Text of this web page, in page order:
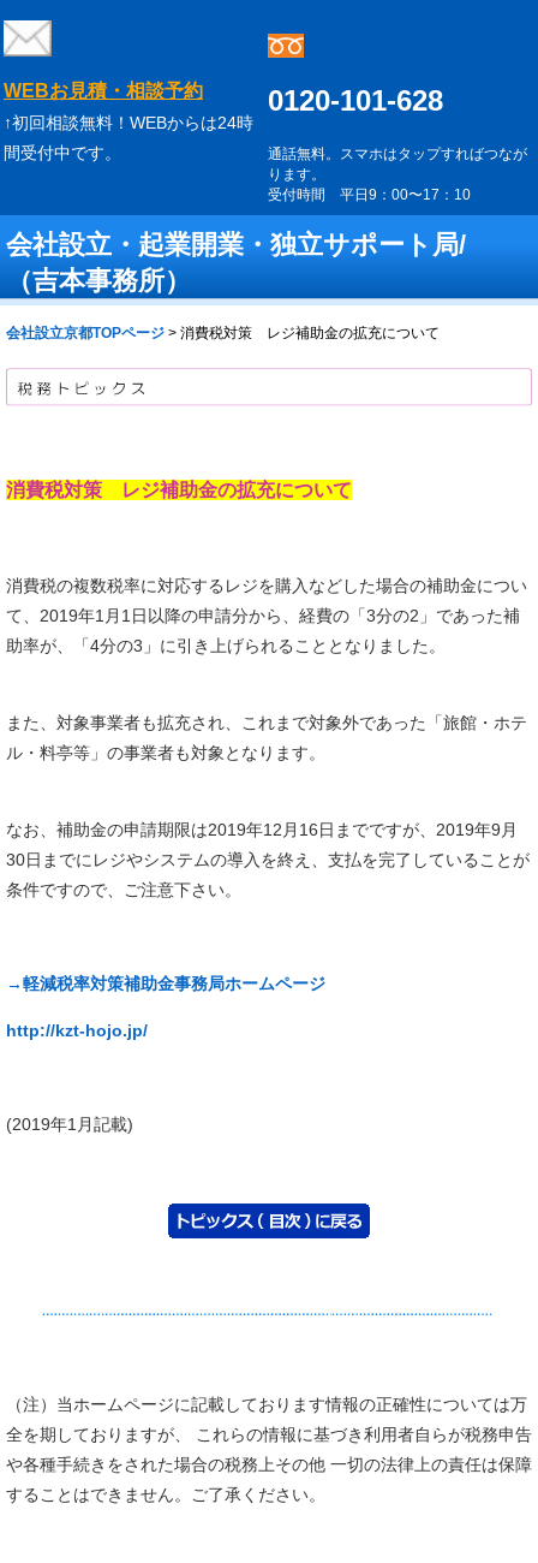
WEBお見積・相談予約
↑初回相談無料！WEBからは24時
間受付中です。
0120-101-628
通話無料。スマホはタップすればつなが
ります。
受付時間 平日9：00〜17：10
会社設立・起業開業・独立サポート局/
（吉本事務所）
会社設立京都TOPページ > 消費税対策 レジ補助金の拡充について
消費税対策 レジ補助金の拡充について
消費税の複数税率に対応するレジを購入などした場合の補助金につい
て、2019年1月1日以降の申請分から、経費の「3分の2」であった補
助率が、「4分の3」に引き上げられることとなりました。
また、対象事業者も拡充され、これまで対象外であった「旅館・ホテ
ル・料亭等」の事業者も対象となります。
なお、補助金の申請期限は2019年12月16日までですが、2019年9月
30日までにレジやシステムの導入を終え、支払を完了していることが
条件ですので、ご注意下さい。
→軽減税率対策補助金事務局ホームページ
http://kzt-hojo.jp/
(2019年1月記載)
（注）当ホームページに記載しております情報の正確性については万
全を期しておりますが、 これらの情報に基づき利用者自らが税務申告
や各種手続きをされた場合の税務上その他 一切の法律上の責任は保障
することはできません。ご了承ください。